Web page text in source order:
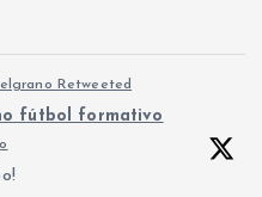
Retweeted
fútbol formativo